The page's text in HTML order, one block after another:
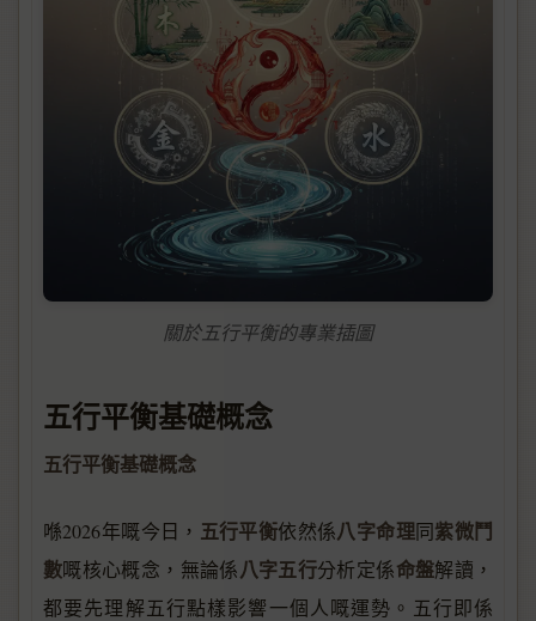
關於五行平衡的專業插圖
五行平衡基礎概念
五行平衡基礎概念
喺2026年嘅今日， 五行平衡依然係八字命理同紫微鬥
數嘅核心概念，無論係八字五行分析定係命盤解讀，
都要先理解五行點樣影響一個人嘅運勢。五行即係